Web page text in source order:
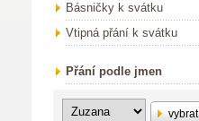
Básničky k svátku
Vtipná přání k svátku
Přání podle jmen
vybrat